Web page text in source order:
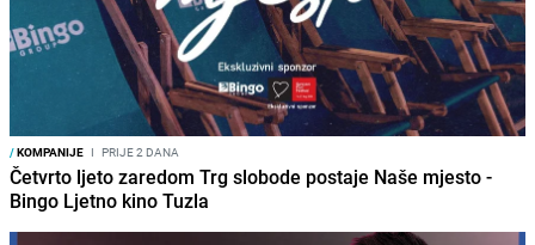
/KOMPANIJE I PRIJE 2 DANA
Četvrto ljeto zaredom Trg slobode postaje Naše mjesto -
Bingo Ljetno kino Tuzla